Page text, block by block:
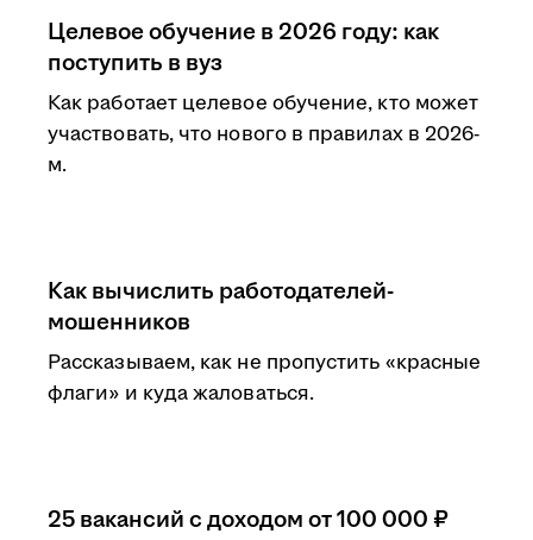
Целевое обучение в 2026 году: как
поступить в вуз
Как работает целевое обучение, кто может
участвовать, что нового в правилах в 2026-
м.
Как вычислить работодателей-
мошенников
Рассказываем, как не пропустить «красные
флаги» и куда жаловаться.
25 вакансий с доходом от 100 000 ₽